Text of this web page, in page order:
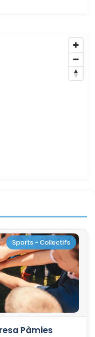
Sports - Collectifs
Pàmies